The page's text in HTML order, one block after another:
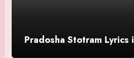
Pradosha Stotram Lyrics